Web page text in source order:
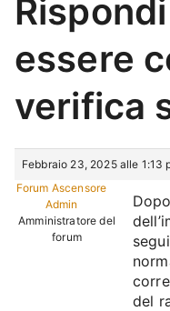
essere
verifica
Febbraio 23, 2025 alle 1:13
Forum Ascensore
Admin
Amministratore del
forum
del